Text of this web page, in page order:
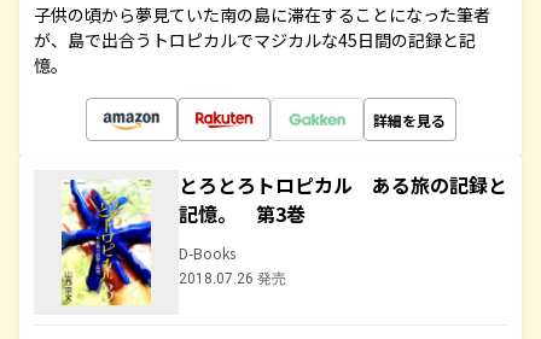
子供の頃から夢見ていた南の島に滞在することになった筆者
が、島で出合うトロピカルでマジカルな45日間の記録と記
憶。
詳細を見る
とろとろトロピカル ある旅の記録と
記憶。 第3巻
D-Books
2018.07.26 発売